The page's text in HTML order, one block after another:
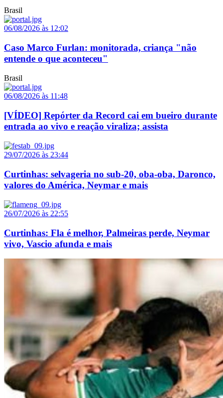
Brasil
06/08/2026 às 12:02
Caso Marco Furlan: monitorada, criança "não
entende o que aconteceu"
Brasil
06/08/2026 às 11:48
[VÍDEO] Repórter da Record cai em bueiro durante
entrada ao vivo e reação viraliza; assista
29/07/2026 às 23:44
Curtinhas: selvageria no sub-20, oba-oba, Daronco,
valores do América, Neymar e mais
26/07/2026 às 22:55
Curtinhas: Fla é melhor, Palmeiras perde, Neymar
vivo, Vascio afunda e mais